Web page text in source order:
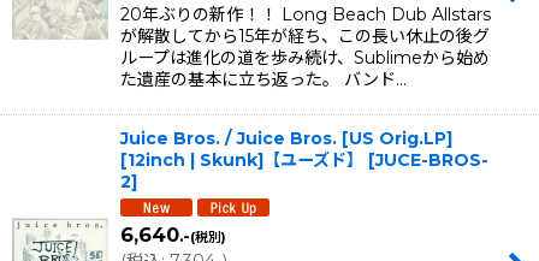
20年ぶりの新作！！ Long Beach Dub Allstars
が解散してから15年が経ち、この長い休止の後グ
ループは進化の道を歩み続け、Sublimeから始め
た遺産の基本に立ち返った。 バンド…
Juice Bros. / Juice Bros. [US Orig.LP]
[12inch | Skunk]【ユーズド】
[JUCE-BROS-
2]
6,640.-(税別)